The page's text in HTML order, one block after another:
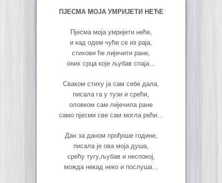
ПЈЕСМА МОЈА УМРИЈЕТИ НЕЋЕ
Пјесма моја умријети неће,
и кад одем чуће се из раја,
стихови ће лијечити ране,
оних срца које љубав спаја…
Сваком стиху ја сам себе дала,
писала га у тузи и срећи,
оловком сам лијечила ране
само пјесми све сам могла рећи…
Дан за даном прођоше године,
писала је ова моја душа,
срећу тугу,љубав и неспокој,
можда некад неко и послуша…